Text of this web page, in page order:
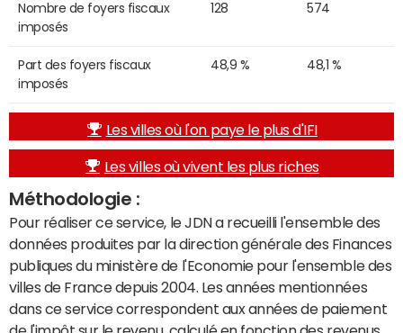
Nombre de foyers fiscaux
imposés
128 574
Part des foyers fiscaux
imposés
48,9 % 48,1 %
Les villes où l'on paye le plus d'IFI
Les villes où vivent les plus riches
Méthodologie :
Pour réaliser ce service, le JDN a recueilli l'ensemble des
données produites par la direction générale des Finances
publiques du ministère de l'Economie pour l'ensemble des
villes de France depuis 2004. Les années mentionnées
dans ce service correspondent aux années de paiement